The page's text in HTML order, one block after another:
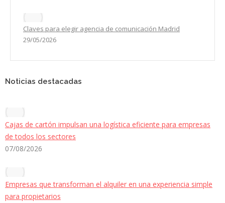
Claves para elegir agencia de comunicación Madrid
29/05/2026
Noticias destacadas
Cajas de cartón impulsan una logística eficiente para empresas
de todos los sectores
07/08/2026
Empresas que transforman el alquiler en una experiencia simple
para propietarios